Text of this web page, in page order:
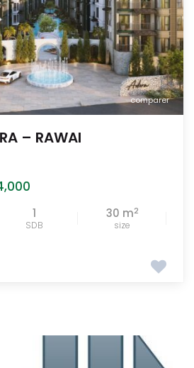
comparer
– RAWAI
1
SDB
30 m2
size